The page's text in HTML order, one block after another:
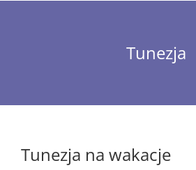
Tunezja
Tunezja na wakacje